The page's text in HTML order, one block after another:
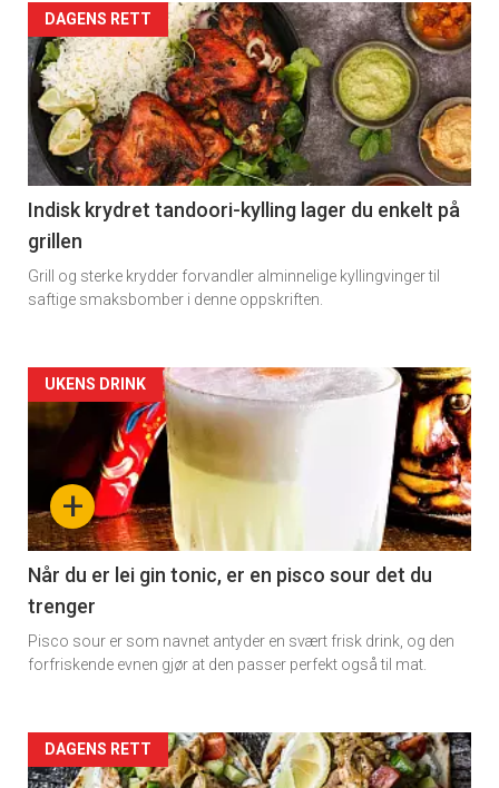
Artikler
detail
-
section
11
DAGENS RETT
Indisk krydret tandoori-kylling lager du enkelt på
grillen
Grill og sterke krydder forvandler alminnelige kyllingvinger til
saftige smaksbomber i denne oppskriften.
Artikler
detail
section
11
Dagens
rett
+
UKENS DRINK
Når du er lei gin tonic, er en pisco sour det du
trenger
Pisco sour er som navnet antyder en svært frisk drink, og den
forfriskende evnen gjør at den passer perfekt også til mat.
Artikler
DAGENS RETT